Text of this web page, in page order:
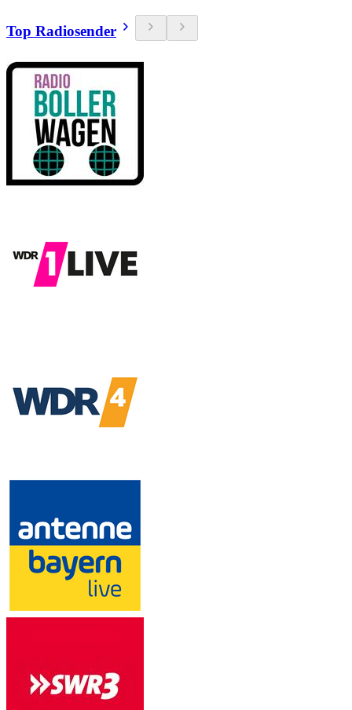
Top Radiosender